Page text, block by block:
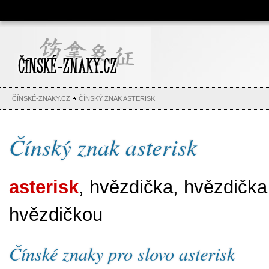
Čínské znaky, česko-čínský
slovník, abeceda, jména,
tetování
ČÍNSKÉ-ZNAKY.CZ ČÍNSKÝ ZNAK ASTERISK
Čínský znak asterisk
asterisk, hvězdička,
hvězdičkou
Čínské znaky pro slovo asterisk